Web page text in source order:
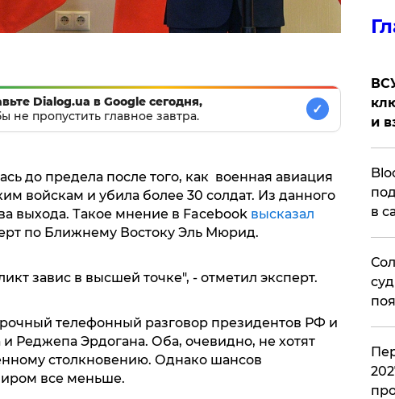
Dialog.ua в Google сегодня,
не пропустить главное завтра.
✓
до предела после того, как военная авиация
войскам и убила более 30 солдат. Из данного
выхода. Такое мнение в Facebook высказал
по Ближнему Востоку Эль Мюрид.
завис в высшей точке", - отметил эксперт.
телефонный разговор президентов РФ и
Реджепа Эрдогана. Оба, очевидно, не хотят
столкновению. Однако шансов
все меньше.
и
в